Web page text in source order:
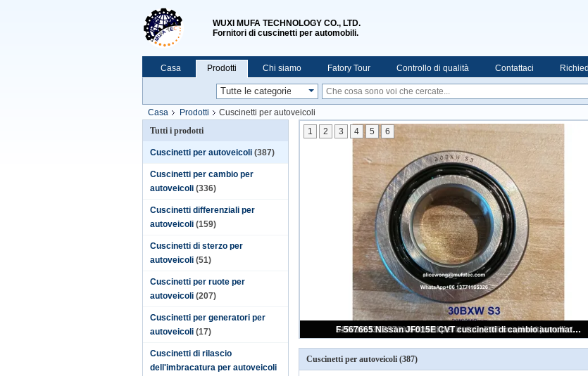
WUXI MUFA TECHNOLOGY CO., LTD.
Fornitori di cuscinetti per automobili.
Casa Prodotti Chi siamo Fatory Tour Controllo di qualità Contattaci
Casa Prodotti
Cuscinetti per autoveicoli
Tutti i prodotti
Cuscinetti per autoveicoli (387)
Cuscinetti per cambio per
autoveicoli (336)
Cuscinetti differenziali per
autoveicoli (159)
Cuscinetti di sterzo per
autoveicoli (51)
Cuscinetti per ruote per
autoveicoli (207)
Cuscinetti per generatori per
autoveicoli (17)
Cuscinetti di rilascio
dell'imbracatura per autoveicoli
30BXW S3 43225-26AA0 Kia trasmissione manuale cuscinetto di uscita dell'albero del cambio con cuscinetto 30*60*19mm
1 2 3 4 5 6
Cuscinetti per autoveicoli (387)